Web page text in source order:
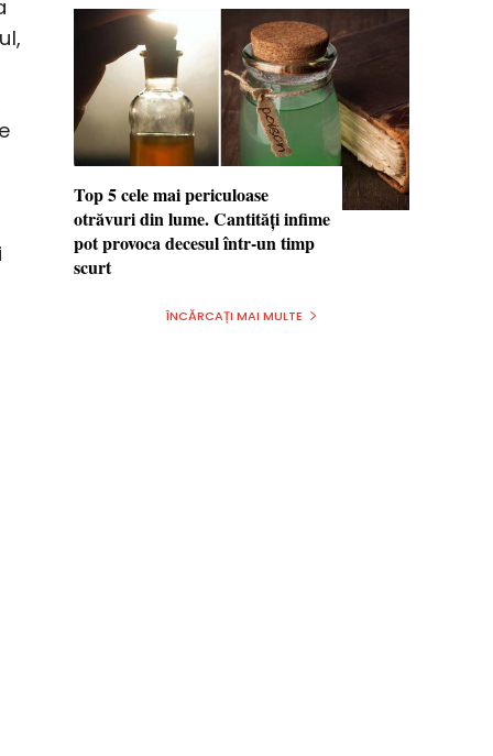
Top 5 cele mai periculoase
otrăvuri din lume. Cantităţi infime
pot provoca decesul într-un timp
scurt
ÎNCĂRCAȚI MAI MULTE